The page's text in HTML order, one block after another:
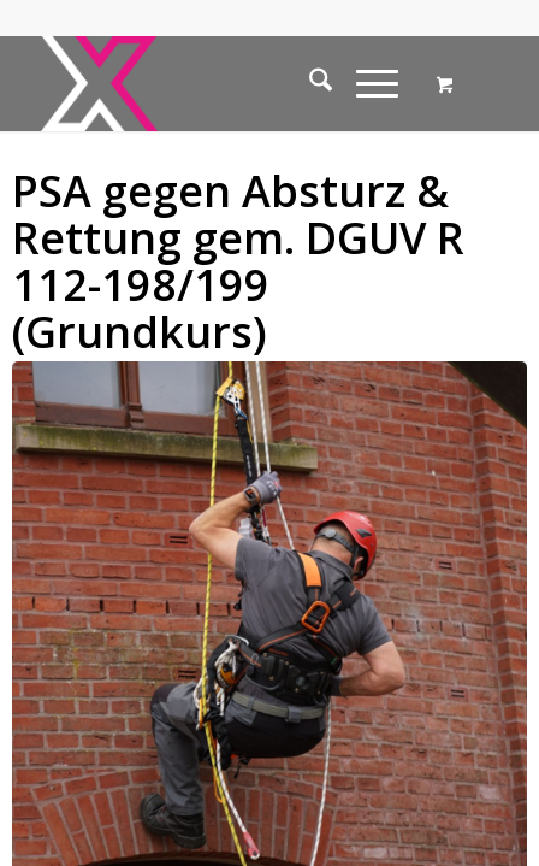
PSA gegen Absturz &
Rettung gem. DGUV R
112-198/199
(Grundkurs)